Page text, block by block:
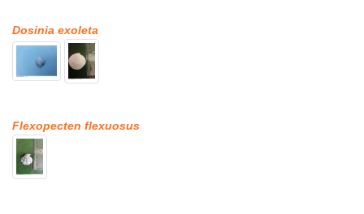
Dosinia exoleta
Flexopecten flexuosus